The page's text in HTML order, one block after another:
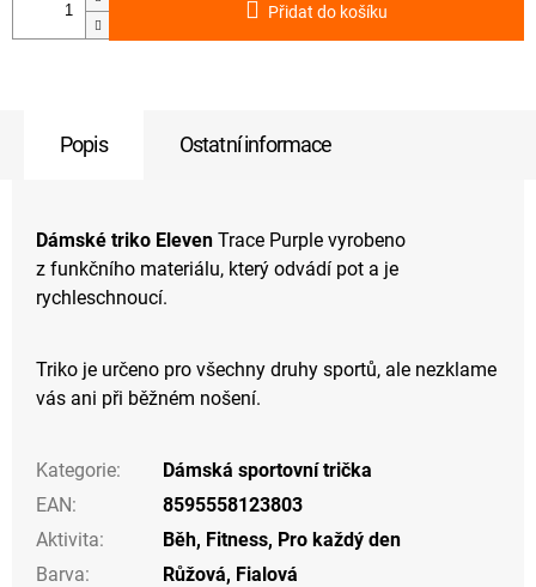
Přidat do košíku
Popis Ostatní informace
Dámské triko Eleven Trace Purple vyrobeno
z funkčního materiálu, který odvádí pot a je
rychleschnoucí.
Triko je určeno pro všechny druhy sportů, ale nezklame
vás ani při běžném nošení.
Kategorie:
Dámská sportovní trička
EAN:
8595558123803
Aktivita: Běh, Fitness, Pro každý den
Barva: Růžová, Fialová